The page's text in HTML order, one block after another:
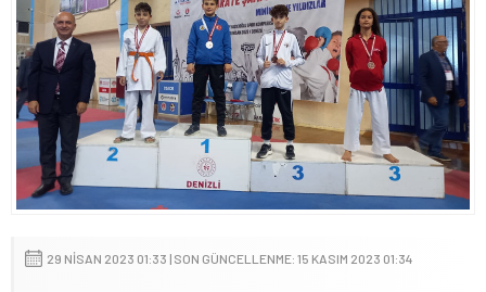
29 NISAN 2023 01:33 | SON GÜNCELLENME: 15 KASIM 2023 01:34